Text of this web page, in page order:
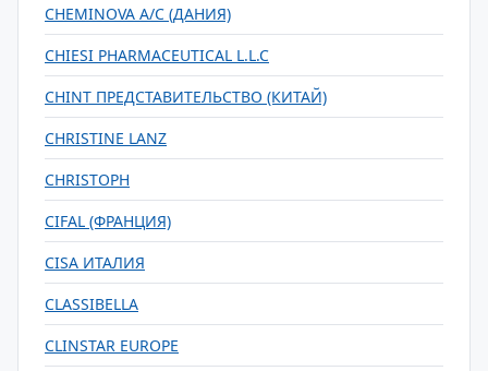
CHEMINOVA А/С (ДАНИЯ)
CHIESI PHARMACEUTICAL L.L.C
CHINT ПРЕДСТАВИТЕЛЬСТВО (КИТАЙ)
CHRISTINE LANZ
CHRISTOPH
CIFAL (ФРАНЦИЯ)
CISA ИТАЛИЯ
CLASSIBELLA
CLINSTAR EUROPE